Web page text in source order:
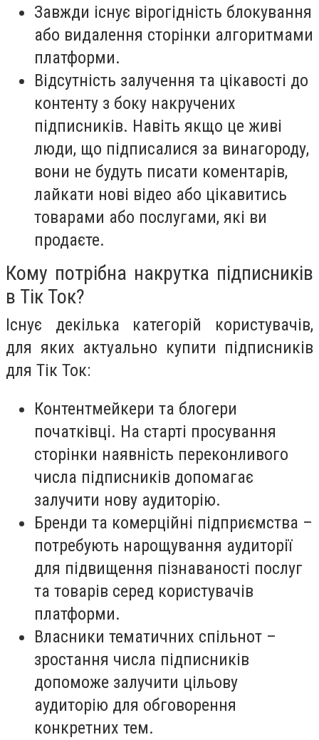
Завжди існує вірогідність блокування
або видалення сторінки алгоритмами
платформи.
Відсутність залучення та цікавості до
контенту з боку накручених
підписників. Навіть якщо це живі
люди, що підписалися за винагороду,
вони не будуть писати коментарів,
лайкати нові відео або цікавитись
товарами або послугами, які ви
продаєте.
Кому потрібна накрутка підписників
в Тік Ток?
Існує декілька категорій користувачів,
для яких актуально купити підписників
для Тік Ток:
Контентмейкери та блогери
початківці. На старті просування
сторінки наявність переконливого
числа підписників допомагає
залучити нову аудиторію.
Бренди та комерційні підприємства –
потребують нарощування аудиторії
для підвищення пізнаваності послуг
та товарів серед користувачів
платформи.
Власники тематичних спільнот –
зростання числа підписників
допоможе залучити цільову
аудиторію для обговорення
конкретних тем.